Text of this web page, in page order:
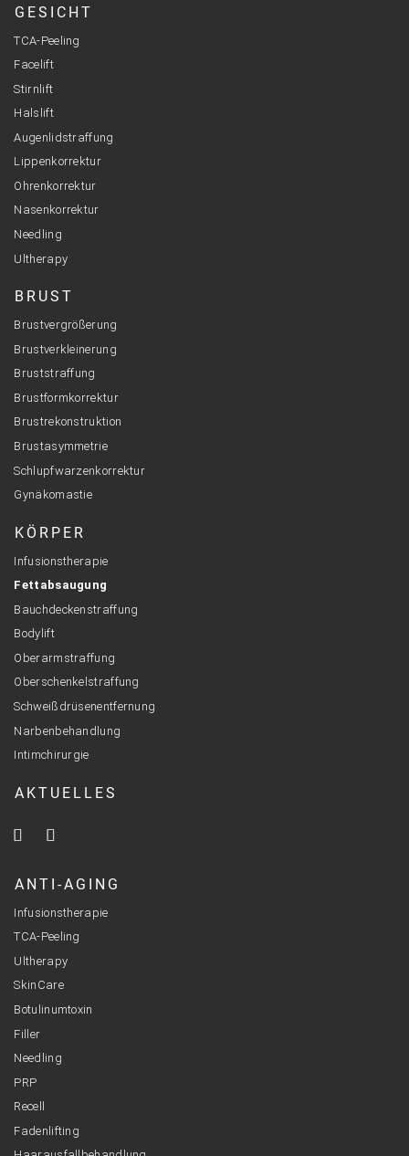
GESICHT
TCA-Peeling
Facelift
Stirnlift
Halslift
Augenlidstraffung
Lippenkorrektur
Ohrenkorrektur
Nasenkorrektur
Needling
Ultherapy
BRUST
Brustvergrößerung
Brustverkleinerung
Bruststraffung
Brustformkorrektur
Brustrekonstruktion
Brustasymmetrie
Schlupfwarzenkorrektur
Gynäkomastie
KÖRPER
Infusionstherapie
Fettabsaugung
Bauchdeckenstraffung
Bodylift
Oberarmstraffung
Oberschenkelstraffung
Schweißdrüsenentfernung
Narbenbehandlung
Intimchirurgie
AKTUELLES
ANTI-AGING
Infusionstherapie
TCA-Peeling
Ultherapy
SkinCare
Botulinumtoxin
Filler
Needling
PRP
Recell
Fadenlifting